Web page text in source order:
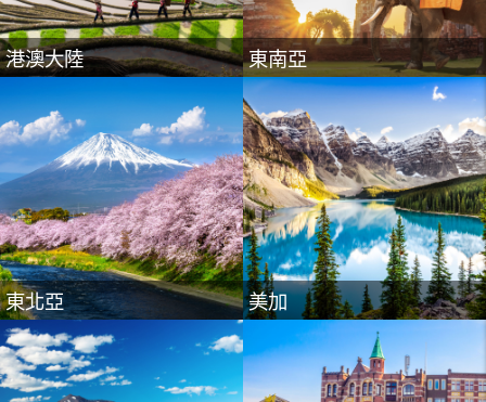
港澳大陸 東南亞
東北亞 美加
紐澳 歐洲